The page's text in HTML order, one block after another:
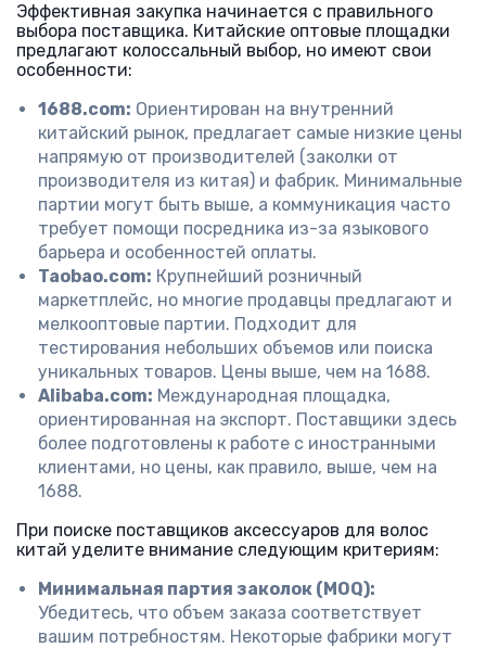
Эффективная закупка начинается с правильного
выбора поставщика. Китайские оптовые площадки
предлагают колоссальный выбор, но имеют свои
особенности:
1688.com: Ориентирован на внутренний
китайский рынок, предлагает самые низкие цены
напрямую от производителей (заколки от
производителя из китая) и фабрик. Минимальные
партии могут быть выше, а коммуникация часто
требует помощи посредника из-за языкового
барьера и особенностей оплаты.
Taobao.com: Крупнейший розничный
маркетплейс, но многие продавцы предлагают и
мелкооптовые партии. Подходит для
тестирования небольших объемов или поиска
уникальных товаров. Цены выше, чем на 1688.
Alibaba.com: Международная площадка,
ориентированная на экспорт. Поставщики здесь
более подготовлены к работе с иностранными
клиентами, но цены, как правило, выше, чем на
1688.
При поиске поставщиков аксессуаров для волос
китай уделите внимание следующим критериям:
Минимальная партия заколок (MOQ):
Убедитесь, что объем заказа соответствует
вашим потребностям. Некоторые фабрики могут